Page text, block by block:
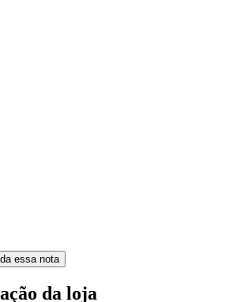
essa nota
da loja